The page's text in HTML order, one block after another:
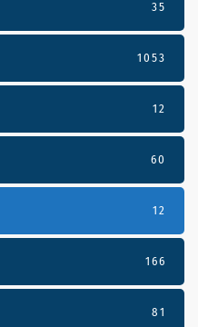
35
1053
12
60
12
166
81